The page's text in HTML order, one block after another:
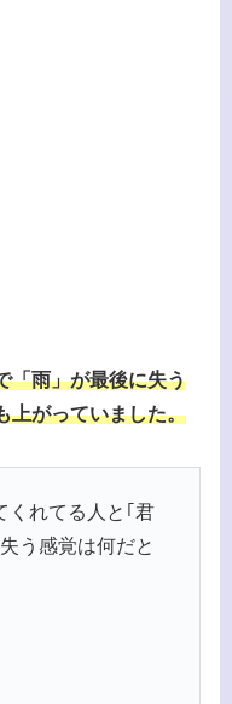
「雨」が最後に失う
上がっていました。
くれてる人と｢君
う感覚は何だと